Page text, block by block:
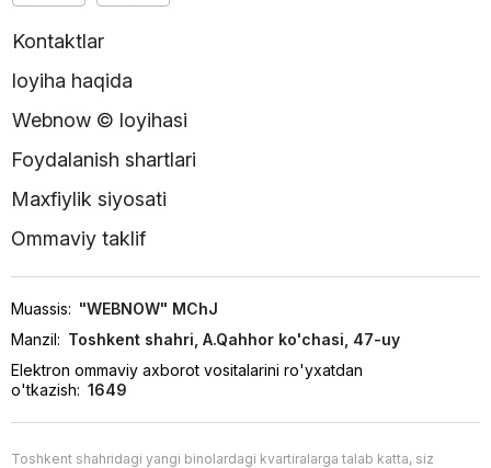
Kontaktlar
loyiha haqida
Webnow © loyihasi
Foydalanish shartlari
Maxfiylik siyosati
Ommaviy taklif
Muassis: "WEBNOW" MChJ
Manzil: Toshkent shahri, A.Qahhor ko'chasi, 47-uy
Elektron ommaviy axborot vositalarini ro'yxatdan
o'tkazish: 1649
Toshkent shahridagi yangi binolardagi kvartiralarga talab katta, siz